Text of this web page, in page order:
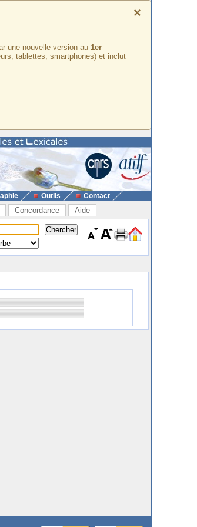
×
une nouvelle version au 1er
tablettes, smartphones) et inclut
Outils Contact
Concordance Aide